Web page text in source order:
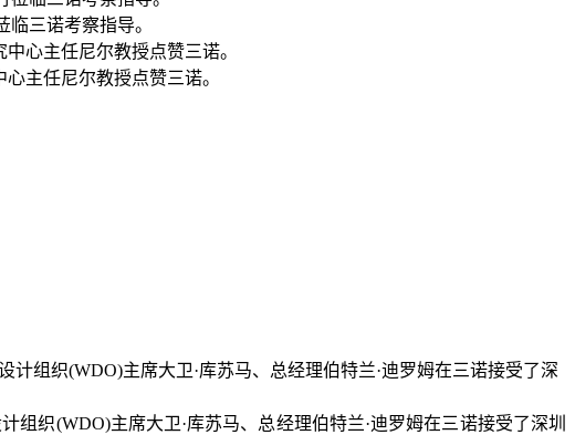
三诺考察指导。
主任尼尔教授点赞三诺。
织(WDO)主席大卫·库苏马、总经理伯特兰·迪罗姆在三诺接受了深圳